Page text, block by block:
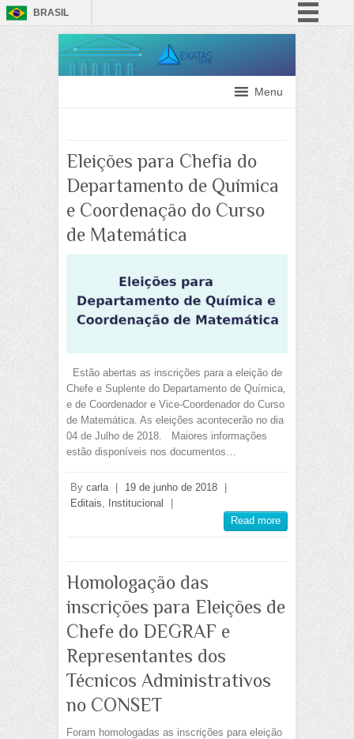
BRASIL
Participe
Canais
Menu
Eleições para Chefia do
Departamento de Química
e Coordenação do Curso
de Matemática
Estão abertas as inscrições para a eleição de
Chefe e Suplente do Departamento de Química,
e de Coordenador e Vice-Coordenador do Curso
de Matemática. As eleições acontecerão no dia
04 de Julho de 2018. Maiores informações
estão disponíveis nos documentos…
By carla 19 de junho de 2018
Editais
Institucional
Read more
Homologação das
inscrições para Eleições de
Chefe do DEGRAF e
Representantes dos
Técnicos Administrativos
no CONSET
Foram homologadas as inscrições para eleição